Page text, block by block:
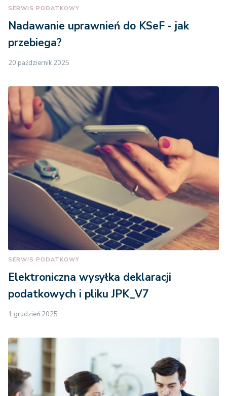
SERWIS PODATKOWY
Nadawanie uprawnień do KSeF - jak
przebiega?
20 październik 2025
SERWIS PODATKOWY
Elektroniczna wysyłka deklaracji
podatkowych i pliku JPK_V7
1 grudzień 2025